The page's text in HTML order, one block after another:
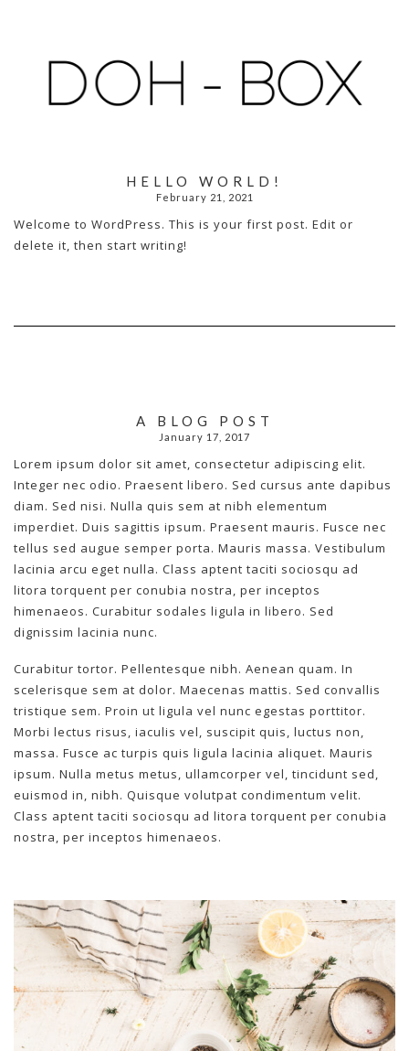
HELLO WORLD!
February 21, 2021
Welcome to WordPress. This is your first post. Edit or
delete it, then start writing!
A BLOG POST
January 17, 2017
Lorem ipsum dolor sit amet, consectetur adipiscing elit.
Integer nec odio. Praesent libero. Sed cursus ante dapibus
diam. Sed nisi. Nulla quis sem at nibh elementum
imperdiet. Duis sagittis ipsum. Praesent mauris. Fusce nec
tellus sed augue semper porta. Mauris massa. Vestibulum
lacinia arcu eget nulla. Class aptent taciti sociosqu ad
litora torquent per conubia nostra, per inceptos
himenaeos. Curabitur sodales ligula in libero. Sed
dignissim lacinia nunc.
Curabitur tortor. Pellentesque nibh. Aenean quam. In
scelerisque sem at dolor. Maecenas mattis. Sed convallis
tristique sem. Proin ut ligula vel nunc egestas porttitor.
Morbi lectus risus, iaculis vel, suscipit quis, luctus non,
massa. Fusce ac turpis quis ligula lacinia aliquet. Mauris
ipsum. Nulla metus metus, ullamcorper vel, tincidunt sed,
euismod in, nibh. Quisque volutpat condimentum velit.
Class aptent taciti sociosqu ad litora torquent per conubia
nostra, per inceptos himenaeos.